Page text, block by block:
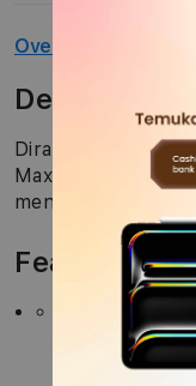
Overview
Description
Dirancang oleh
Max, Casing
menyenangkan
Features
Eksterior
halus dan
Dan di